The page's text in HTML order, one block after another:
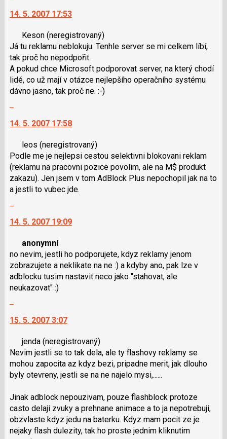
další
názor.
K
navigaci
lze
použít
i
pro
a
P
pro
předchozí
nový
14. 5. 2007 17:53
Keson (neregistrovaný)
Já tu reklamu neblokuju. Tenhle server se mi celkem líbí,
tak proč ho nepodpořit.
A pokud chce Microsoft podporovat server, na který chodí
lidé, co už mají v otázce nejlepšího operačního systému
dávno jasno, tak proč ne. :-)
další
názor.
K
navigaci
lze
použít
N
následující
a
P
pro
předchozí
14. 5. 2007 17:58
leos (neregistrovaný)
Podle me je nejlepsi cestou selektivni blokovani reklam
(reklamu na pracovni pozice povolim, ale na M$ produkt
zakazu). Jen jsem v tom AdBlock Plus nepochopil jak na to
a jestli to vubec jde.
další
názor.
K
navigaci
lze
použít
N
následující
a
P
pro
nový
názor
14. 5. 2007 19:09
anonymní
no nevim, jestli ho podporujete, kdyz reklamy jenom
zobrazujete a neklikate na ne :) a kdyby ano, pak lze v
adblocku tusim nastavit neco jako "stahovat, ale
neukazovat" :)
další
názor.
K
navigaci
lze
i
klávesy
N
pro
15. 5. 2007 3:07
jenda (neregistrovaný)
Nevim jestli se to tak dela, ale ty flashovy reklamy se
mohou zapocita az kdyz bezi, pripadne merit, jak dlouho
byly otevreny, jestli se na ne najelo mysi,......
Jinak adblock nepouzivam, pouze flashblock protoze
casto delaji zvuky a prehnane animace a to ja nepotrebuji,
obzvlaste kdyz jedu na baterku. Kdyz mam pocit ze je
nejaky flash dulezity, tak ho proste jednim kliknutim